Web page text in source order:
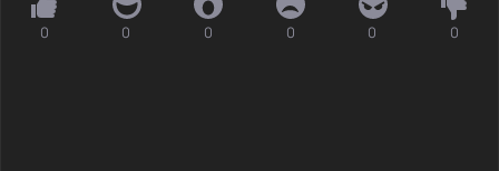
0 0 0 0 0 0